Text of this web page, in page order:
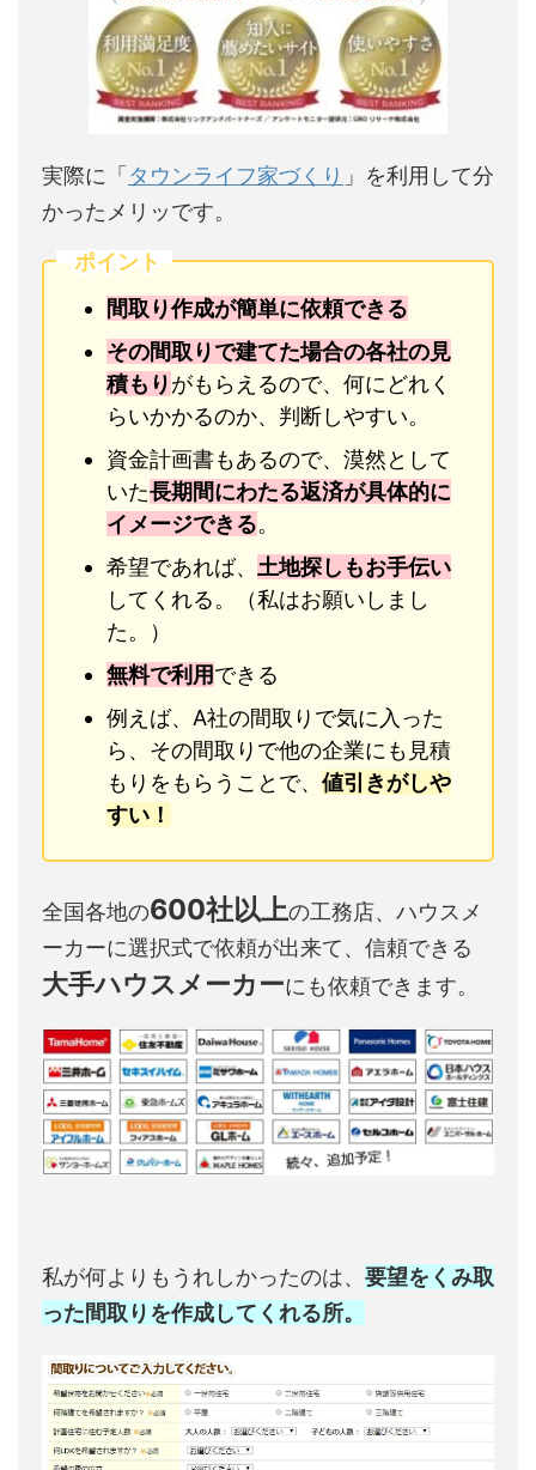
実際に「 タウンライフ家づくり 」を利用して分
かったメリッです。
ポイント
間取り作成が簡単に依頼できる
その間取りで建てた場合の各社の見
積もりがもらえるので、何にどれく
らいかかるのか、判断しやすい。
資金計画書もあるので、漠然として
いた長期間にわたる返済が具体的に
イメージできる。
希望であれば、 土地探しもお手伝い
してくれる。（私はお願いしまし
た。）
無料で利用できる
例えば、A社の間取りで気に入った
ら、その間取りで他の企業にも見積
もりをもらうことで、 値引きがしや
すい！
全国各地の600社以上の工務店、ハウスメ
ーカーに選択式で依頼が出来て、信頼できる
大手ハウスメーカーにも依頼できます。
私が何よりもうれしかったのは、 要望をくみ取
った間取りを作成してくれる所。